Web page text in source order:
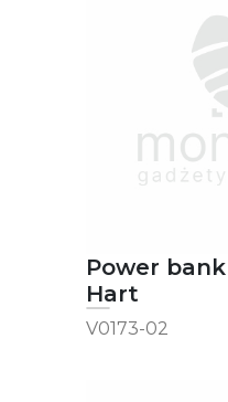
Power
Hart
V0173-02